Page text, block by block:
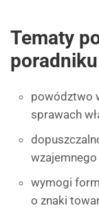
Tematy
poradniku
powództwo
sprawach
wzajemnego
wymogi
o znaki